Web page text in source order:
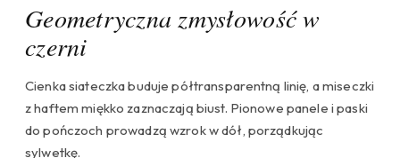
Geometryczna zmysłowość w
czerni
Cienka siateczka buduje półtransparentną linię, a miseczki
z haftem miękko zaznaczają biust. Pionowe panele i paski
do pończoch prowadzą wzrok w dół, porządkując
sylwetkę.